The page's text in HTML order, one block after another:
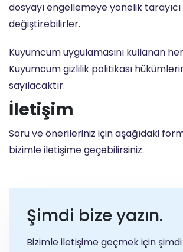
dosyayı engellemeye yönelik tarayıcı
değiştirebilirler.
Kuyumcum uygulamasını kullanan her
Kuyumcum gizlilik politikası
sayılacaktır.
İletişim
Soru ve önerileriniz için aşağıdaki
bizimle iletişime geçebilirsiniz.
Şimdi bize yazın.
Bizimle iletişime geçmek için şimdi